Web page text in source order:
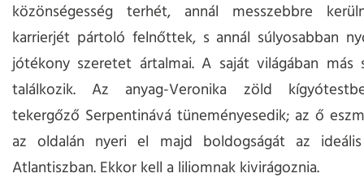
közönségesség terhét, annál messzebbre
karrierjét pártoló felnőttek, s annál súlyosabban
jótékony szeretet ártalmai. A saját világában más
találkozik. Az anyag-Veronika zöld
tekergőző Serpentinává tüneményesedik; az ő
az oldalán nyeri el majd boldogságát az ideális
Atlantiszban. Ekkor kell a liliomnak kivirágoznia.